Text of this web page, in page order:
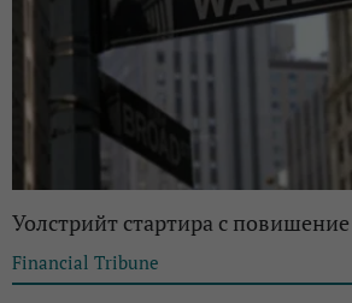
Уолстрийт стартира с повишение
Financial Tribune